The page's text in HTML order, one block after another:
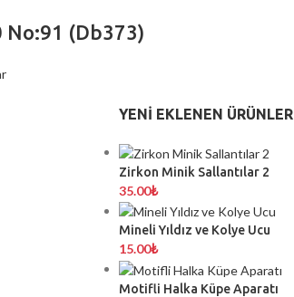
No:91 (Db373)
YENI EKLENEN ÜRÜNLER
Zirkon Minik Sallantılar 2
35.00₺
Mineli Yıldız ve Kolye Ucu
15.00₺
Motifli Halka Küpe Aparatı